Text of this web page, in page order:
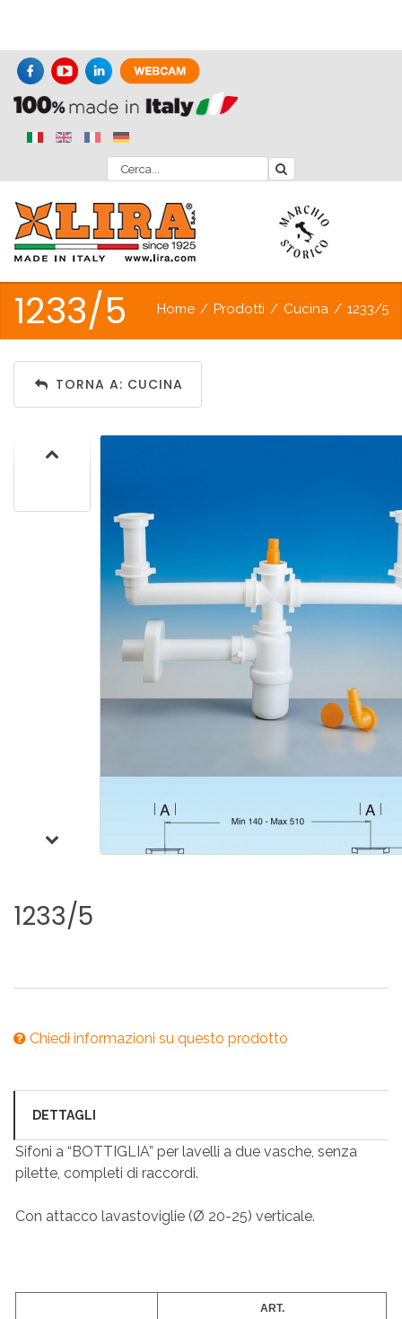
1233/5 Home / Prodotti / Cucina / 1233/5
TORNA A: CUCINA
1233/5
Chiedi informazioni su questo prodotto
DETTAGLI
Sifoni a “BOTTIGLIA” per lavelli a due vasche, senza
pilette, completi di raccordi.
Con attacco lavastoviglie (Ø 20-25) verticale.
ART.